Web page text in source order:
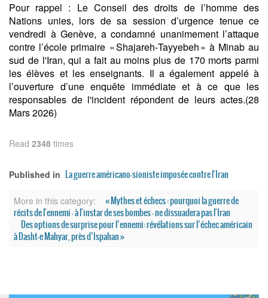
Pour rappel : Le Conseil des droits de l’homme des
Nations unies, lors de sa session d’urgence tenue ce
vendredi à Genève, a condamné unanimement l’attaque
contre l’école primaire « Shajareh‑Tayyebeh » à Minab au
sud de l'Iran, qui a fait au moins plus de 170 morts parmi
les élèves et les enseignants. Il a également appelé à
l’ouverture d’une enquête immédiate et à ce que les
responsables de l'incident répondent de leurs actes.(28
Mars 2026)
Read 2348 times
Published in La guerre américano-sioniste imposée contre l'Iran
More in this category:
« Mythes et échecs : pourquoi la guerre de
récits de l'ennemi – à l'instar de ses bombes – ne dissuadera pas l'Iran
Des options de surprise pour l’ennemi: révélations sur l’échec américain
à Dasht‑e Mahyar, près d’Ispahan »